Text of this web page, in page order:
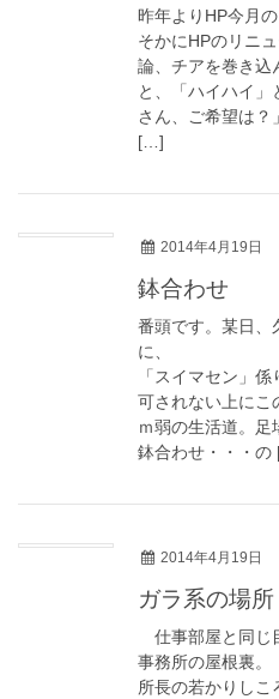
昨年よりHP今月
そかにHPのリニ
論、チアを巻き込
と、「ハイハイ
さん、ご希望は？
[…]
2014年4月19日
鉢合わせ
番頭です。某日、
に、 足
「スイマセン」
可されない上にこ
ｍ弱の生活道。足
鉢合わせ・・・
2014年4月19日
ガラ系の場所
仕事部屋と
事務所
所長の若かりし